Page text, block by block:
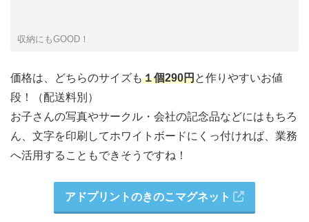
収納にもGOOD！
価格は、どちらのサイズも１個290円と作りやすいお値
段！（配送料別）
お子さんの写真やサークル・会社の記念品などにはもちろ
ん、文字を印刷してホワイトボードにくっ付ければ、業務
へ活用することもできそうですね！
アドプリントのきのこマグネット